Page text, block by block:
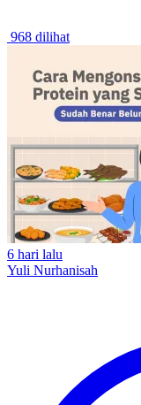
968 dilihat
6 hari lalu
Yuli Nurhanisah